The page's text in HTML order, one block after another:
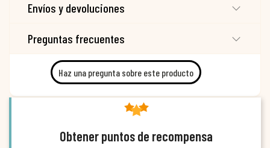
Envíos y devoluciones
Preguntas frecuentes
Haz una pregunta sobre este producto
Obtener puntos de recompensa